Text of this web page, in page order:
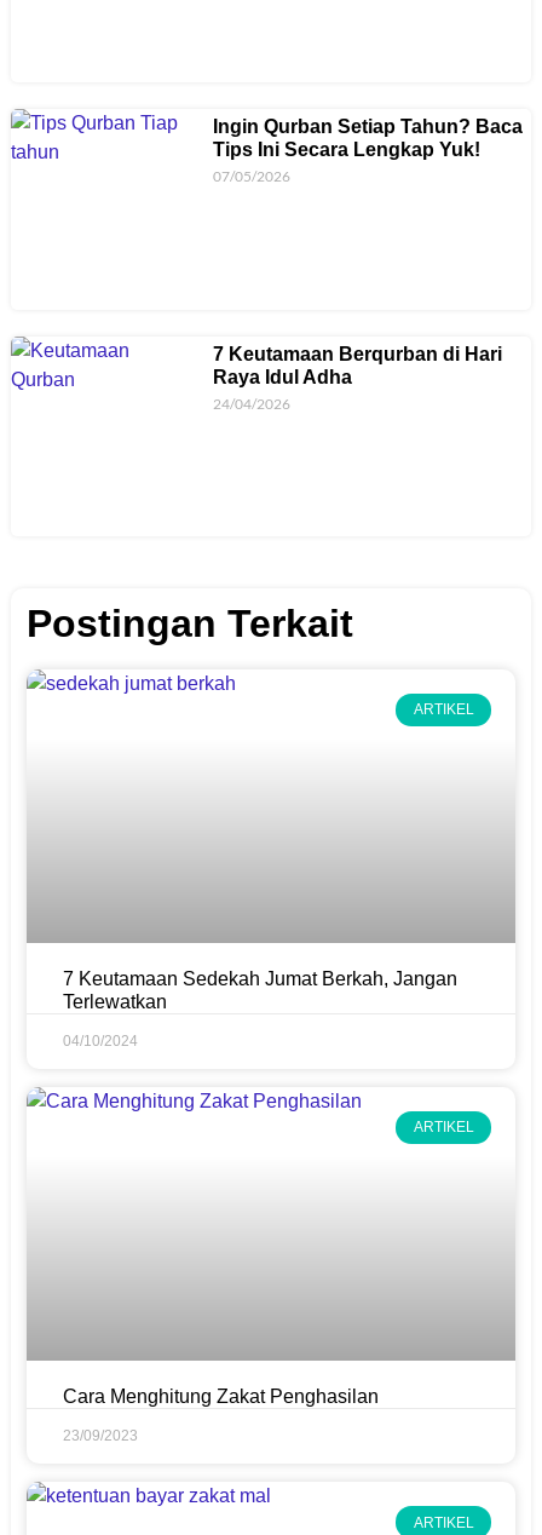
Ingin Qurban Setiap Tahun? Baca
Tips Ini Secara Lengkap Yuk!
07/05/2026
7 Keutamaan Berqurban di Hari
Raya Idul Adha
24/04/2026
Postingan Terkait
ARTIKEL
7 Keutamaan Sedekah Jumat Berkah, Jangan
Terlewatkan
04/10/2024
ARTIKEL
Cara Menghitung Zakat Penghasilan
23/09/2023
ARTIKEL